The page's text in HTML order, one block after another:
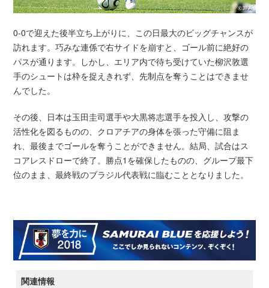
0-0で迎えた後半立ち上がりに、この日最大のビッグチャンスが
訪れます。巧みな連係で右サイドを崩すと、ゴール前に絶好の
パスが通ります。しかし、エリア内で待ち受けていた柳沢敦選
手のシュートは枠を捉えきれず、先制点を奪うことはできませ
んでした。
その後、日本は玉田圭司選手や大黒将志選手を投入し、攻撃の
活性化を図るものの、クロアチアの身体を張った守備に阻ま
れ、最後までゴールを奪うことができません。結局、試合はス
コアレスドローで終了。勝点1を確保したものの、グループ最下
位のまま、最終戦のブラジル代表戦に臨むこととなりました。
関連情報